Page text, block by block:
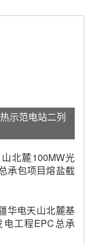
示范电站二列
北麓100MW光
承包项目熔盐截
阀采购
华电天山北麓基
电工程EPC总承
波流量计采购